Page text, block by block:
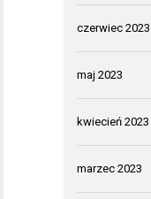
czerwiec 2023
maj 2023
kwiecień 2023
marzec 2023